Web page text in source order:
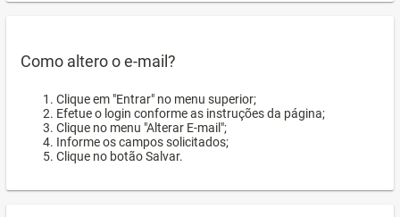
Como altero o e-mail?
Clique em "Entrar" no menu superior;
Efetue o login conforme as instruções da página;
Clique no menu "Alterar E-mail";
Informe os campos solicitados;
Clique no botão Salvar.